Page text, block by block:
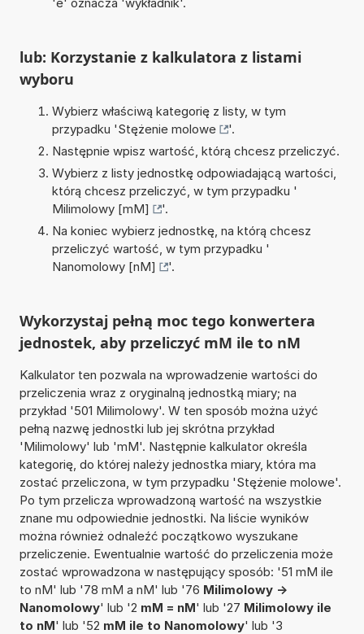
lub: Korzystanie z kalkulatora z listami
wyboru
Wybierz właściwą kategorię z listy, w tym
przypadku 'Stężenie molowe
'.
Następnie wpisz wartość, którą chcesz przeliczyć.
Wybierz z listy jednostkę odpowiadającą wartości,
którą chcesz przeliczyć, w tym przypadku '
Milimolowy [mM]
'.
Na koniec wybierz jednostkę, na którą chcesz
przeliczyć wartość, w tym przypadku '
Nanomolowy [nM]
'.
Wykorzystaj pełną moc tego konwertera
jednostek, aby przeliczyć mM ile to nM
Kalkulator ten pozwala na wprowadzenie wartości do
przeliczenia wraz z oryginalną jednostką miary; na
przykład '501 Milimolowy'. W ten sposób można użyć
pełną nazwę jednostki lub jej skrótna przykład
'Milimolowy' lub 'mM'. Następnie kalkulator określa
kategorię, do której należy jednostka miary, która ma
zostać przeliczona, w tym przypadku 'Stężenie molowe'.
Po tym przelicza wprowadzoną wartość na wszystkie
znane mu odpowiednie jednostki. Na liście wyników
można również odnaleźć początkowo wyszukane
przeliczenie. Ewentualnie wartość do przeliczenia może
zostać wprowadzona w następujący sposób: '51 mM ile
to nM' lub '78 mM a nM' lub '76 Milimolowy ->
Nanomolowy' lub '2 mM = nM' lub '27 Milimolowy ile
to nM' lub '52 mM ile to Nanomolowy' lub '3